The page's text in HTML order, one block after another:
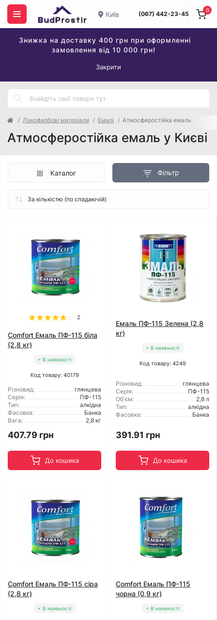
Київ (067) 442-23-45
Знижка на доставку 400 грн при оформленні
замовлення від 10 000 грн!
Закрити
0
Лакофарбові матеріали Емалі Атмосферостійка емаль
Атмосферостійка емаль у Києві
Фільтр
Каталог
2
Comfort Емаль ПФ-115 біла
(2,8 кг)
В наявності
Код товару: 40179
Різновид:
глянцева
Серія:
ПФ-115
Тип:
алкідна
Фасовка:
Банка
Вага:
2,8 кг
407.79 грн
До кошика
Емаль ПФ-115 Зелена (2,8
кг)
В наявності
Код товару: 4249
Різновид:
глянцева
Серія:
ПФ-115
Об'єм:
2,8 л
Тип:
алкідна
Фасовка:
Банка
391.91 грн
До кошика
Comfort Емаль ПФ-115 сіра
(2,8 кг)
В наявності
Comfort Емаль ПФ-115
чорна (0,9 кг)
В наявності